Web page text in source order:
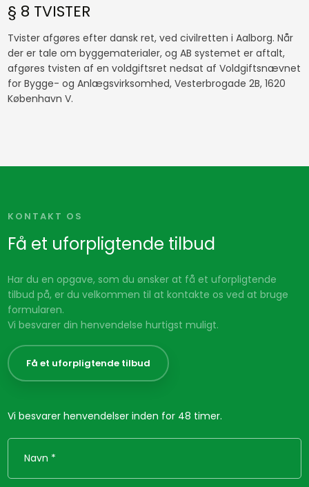
§ 8 TVISTER
Tvister afgøres efter dansk ret, ved civilretten i Aalborg. Når
der er tale om byggematerialer, og AB systemet er aftalt,
afgøres tvisten af en voldgiftsret nedsat af Voldgiftsnævnet
for Bygge- og Anlægsvirksomhed, Vesterbrogade 2B, 1620
København V.
KONTAKT OS
Få et uforpligtende tilbud
Har du en opgave, som du ønsker at få et uforpligtende
tilbud på, er du velkommen til at kontakte os ved at bruge
formularen.
Vi besvarer din henvendelse hurtigst muligt.
Få et uforpligtende tilbud
Vi besvarer henvendelser inden for 48 timer.​​